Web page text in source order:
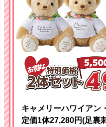
キャメリーハワイアン
定価1体27,280円(足裏